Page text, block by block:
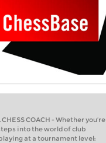
CHESS COACH - Whether you’re
into the world of club
at a tournament level: